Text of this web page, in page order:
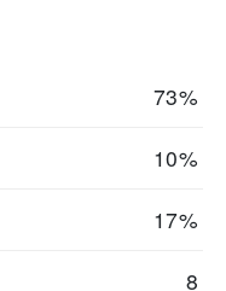
73%
10%
17%
8